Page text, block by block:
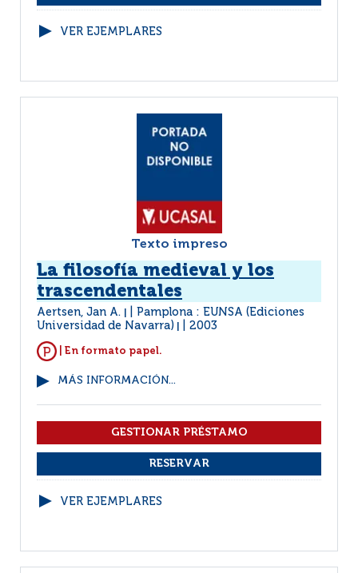
VER EJEMPLARES
Texto impreso
La filosofía medieval y los
trascendentales
Aertsen, Jan A.
Pamplona : EUNSA (Ediciones
Universidad de Navarra)
2003
| En formato papel.
MÁS INFORMACIÓN...
VER EJEMPLARES